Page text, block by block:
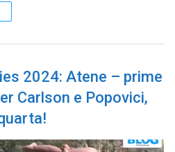
2024: Atene – prime
Carlson e Popovici,